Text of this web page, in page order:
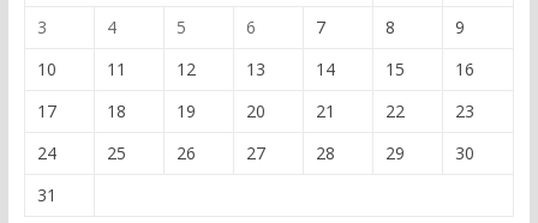
3
4 5 6 7 8
9
10
11 12 13 14 15
16
17
18 19 20 21 22
23
24
25 26 27 28 29
30
31